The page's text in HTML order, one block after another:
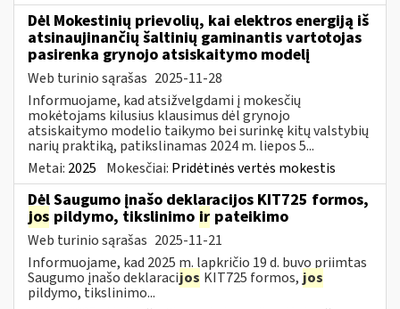
Dėl Mokestinių prievolių, kai elektros energiją iš
atsinaujinančių šaltinių gaminantis vartotojas
pasirenka grynojo atsiskaitymo modelį
Web turinio sąrašas 2025-11-28
Informuojame, kad atsižvelgdami į mokesčių
mokėtojams kilusius klausimus dėl grynojo
atsiskaitymo modelio taikymo bei surinkę kitų valstybių
narių praktiką, patikslinamas 2024 m. liepos 5...
Metai: 2025 Mokesčiai: Pridėtinės vertės mokestis
Dėl Saugumo įnašo deklaracijos KIT725 formos,
jos pildymo, tikslinimo ir pateikimo
Web turinio sąrašas 2025-11-21
Informuojame, kad 2025 m. lapkričio 19 d. buvo priimtas
Saugumo įnašo deklaracijos KIT725 formos, jos
pildymo, tikslinimo...